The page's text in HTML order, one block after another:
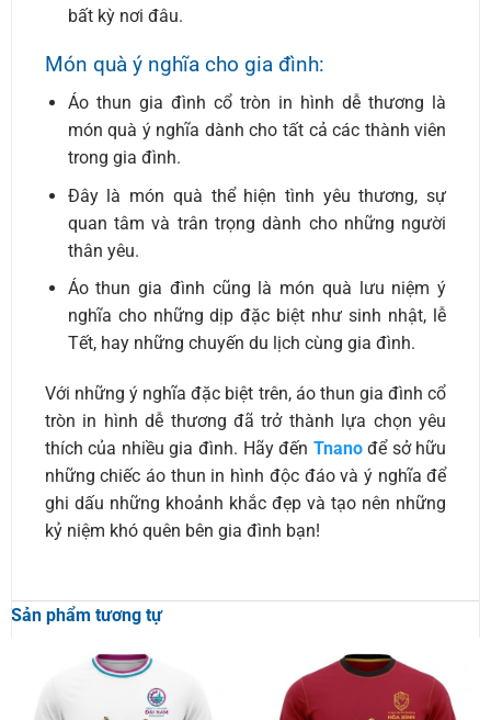
bất kỳ nơi đâu.
Món quà ý nghĩa cho gia đình:
Áo thun gia đình cổ tròn in hình dễ thương là
món quà ý nghĩa dành cho tất cả các thành viên
trong gia đình.
Đây là món quà thể hiện tình yêu thương, sự
quan tâm và trân trọng dành cho những người
thân yêu.
Áo thun gia đình cũng là món quà lưu niệm ý
nghĩa cho những dịp đặc biệt như sinh nhật, lễ
Tết, hay những chuyến du lịch cùng gia đình.
Với những ý nghĩa đặc biệt trên, áo thun gia đình cổ
tròn in hình dễ thương đã trở thành lựa chọn yêu
thích của nhiều gia đình. Hãy đến Tnanođể sở hữu
những chiếc áo thun in hình độc đáo và ý nghĩa để
ghi dấu những khoảnh khắc đẹp và tạo nên những
kỷ niệm khó quên bên gia đình bạn!
Sản phẩm tương tự